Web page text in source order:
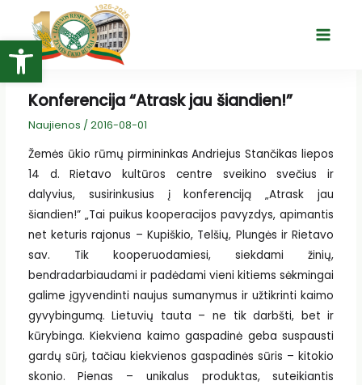
Open toolbar
turinio
Main
Konferencija “Atrask jau šiandien!”
Naujienos / 2016-08-01
Žemės ūkio rūmų pirmininkas Andriejus Stančikas liepos
14 d. Rietavo kultūros centre sveikino svečius ir
dalyvius, susirinkusius į konferenciją „Atrask jau
šiandien!” „Tai puikus kooperacijos pavyzdys, apimantis
net keturis rajonus – Kupiškio, Telšių, Plungės ir Rietavo
sav. Tik kooperuodamiesi, siekdami žinių,
bendradarbiaudami ir padėdami vieni kitiems sėkmingai
galime įgyvendinti naujus sumanymus ir užtikrinti kaimo
gyvybingumą. Lietuvių tauta – ne tik darbšti, bet ir
kūrybinga. Kiekviena kaimo gaspadinė geba suspausti
gardų sūrį, tačiau kiekvienos gaspadinės sūris – kitokio
skonio. Pienas – unikalus produktas, suteikiantis